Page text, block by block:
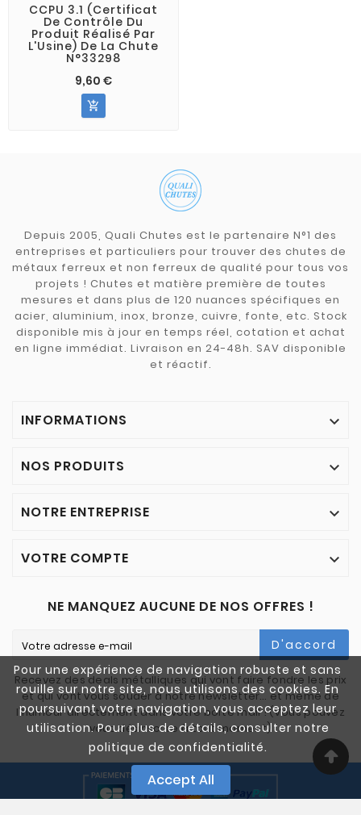
Pour une expérience de navigation robuste et sans
rouille sur notre site, nous utilisons des cookies. En
poursuivant votre navigation, vous acceptez leur
utilisation. Pour plus de détails, consulter notre
politique de confidentialité.
Accept All
CCPU 3.1 (Certificat
De Contrôle Du
Produit Réalisé Par
L'Usine) De La Chute
N°33298
9,60 €

Depuis 2005, Quali Chutes est le partenaire N°1 des
entreprises et particuliers pour trouver des chutes de
métaux ferreux et non ferreux de qualité pour tous vos
projets ! Chutes et matière première de toutes
mesures et dans plus de 120 nuances spécifiques en
acier, aluminium, inox, bronze, cuivre, fonte, etc. Stock
disponible mis à jour en temps réel, cotation et achat
en ligne immédiat. Livraison en 24-48h. SAV disponible
et réactif.
INFORMATIONS 
NOS PRODUITS 
NOTRE ENTREPRISE 
VOTRE COMPTE 
NE MANQUEZ AUCUNE DE NOS OFFRES !
D'accord
Recevez des deals métalliques qui vont faire fondre les prix
et qui vont vous souder à notre newsletter… et même de
l'humour directement dans votre boîte mail ! (Vous pouvez
vous désinscrire à tout moment)